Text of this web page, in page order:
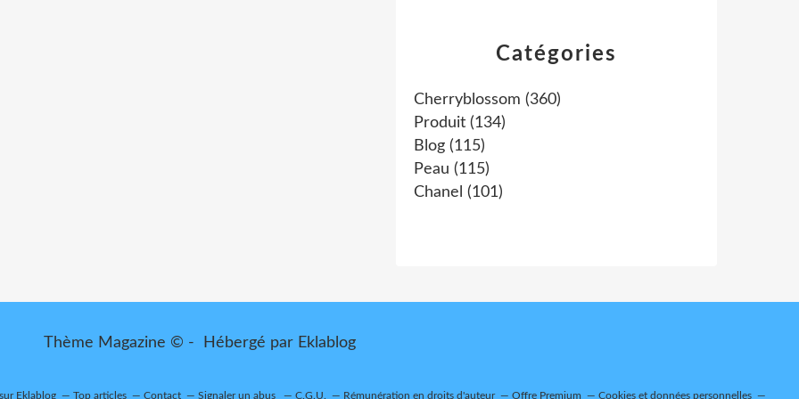
Catégories
Cherryblossom (360)
Produit (134)
Blog (115)
Peau (115)
Chanel (101)
Thème Magazine © - Hébergé par Eklablog
Eklablog Top articles Contact Signaler un abus C.G.U. Rémunération en droits d'auteur Offre Premium Cookies et données personnelles